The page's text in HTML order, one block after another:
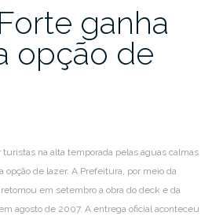
ganha
opção de
turistas na alta temporada pelas águas calmas
de lazer. A Prefeitura, por meio da
em setembro a obra do deck e da
agosto de 2007. A entrega oficial aconteceu